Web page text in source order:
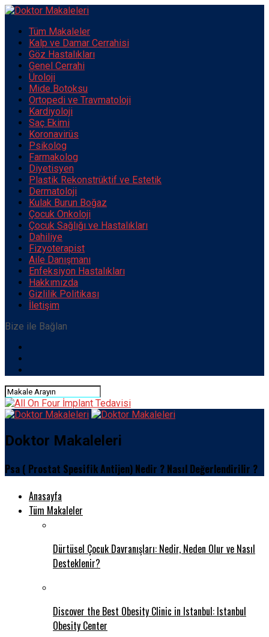
Tüm Makaleler
Kalp ve Damar Cerrahisi
Göz Hastalıkları
Genel Cerrahi
Üroloji
Mide Botoksu
Ortopedi ve Travmatoloji
Kardiyoloji
Saç Ekimi
Koronavirüs
Psikolog
Farmakolog
Diyetisyen
Plastik Rekonstrüktif ve Estetik
Dermatoloji
Kulak Burun Boğaz
Çocuk Onkoloji
Çocuk Sağlığı ve Hastalıkları
Dahiliye
Fizyoterapist
Aile Danışmanı
Enfeksiyon Hastalıkları
Hakkımızda
Gizlilik Politikası
İletişim
Bize ile Bağlan
Doktor Makaleleri
Psa ( Prostat Spesifik Antijen) Nedir ? Nasıl Değerlendirilir ?
Anasayfa
Tüm Makaleler
Dürtüsel Çocuk Davranışları: Nedir, Neden Olur ve Nasıl
Desteklenir?
Discover the Best Obesity Clinic in Istanbul: Istanbul
Obesity Center